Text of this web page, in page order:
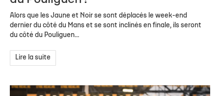
Alors que les Jaune et Noir se sont déplacés le week-end
dernier du côté du Mans et se sont inclinés en finale, ils seront
du côté du Pouliguen...
Lire la suite